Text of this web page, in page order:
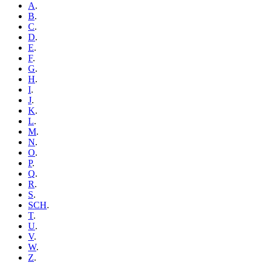
A.
B.
C.
D.
E.
F.
G.
H.
I.
J.
K.
L.
M.
N.
O.
P.
Q.
R.
S.
SCH.
T.
U.
V.
W.
Z.